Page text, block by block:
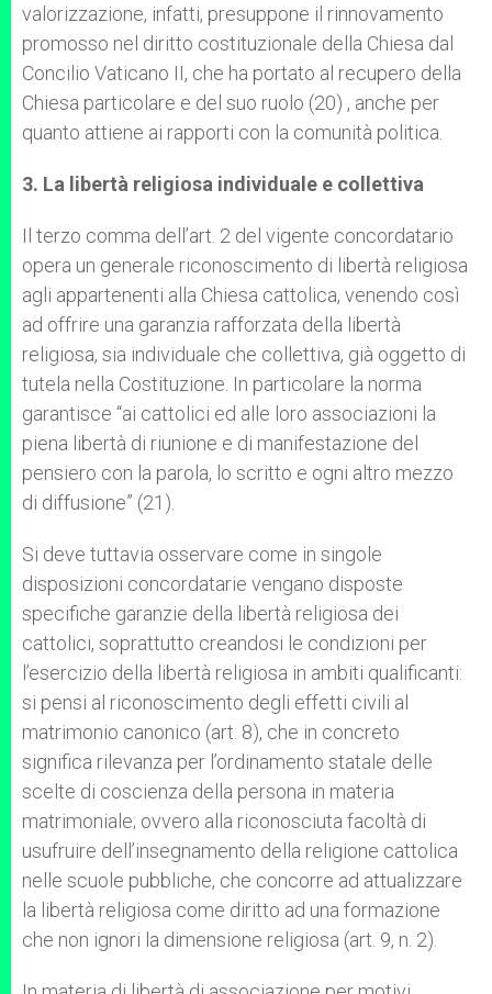
valorizzazione, infatti, presuppone il rinnovamento
promosso nel diritto costituzionale della Chiesa dal
Concilio Vaticano II, che ha portato al recupero della
Chiesa particolare e del suo ruolo (20) , anche per
quanto attiene ai rapporti con la comunità politica.
3. La libertà religiosa individuale e collettiva
Il terzo comma dell’art. 2 del vigente concordatario
opera un generale riconoscimento di libertà religiosa
agli appartenenti alla Chiesa cattolica, venendo così
ad offrire una garanzia rafforzata della libertà
religiosa, sia individuale che collettiva, già oggetto di
tutela nella Costituzione. In particolare la norma
garantisce “ai cattolici ed alle loro associazioni la
piena libertà di riunione e di manifestazione del
pensiero con la parola, lo scritto e ogni altro mezzo
di diffusione” (21).
Si deve tuttavia osservare come in singole
disposizioni concordatarie vengano disposte
specifiche garanzie della libertà religiosa dei
cattolici, soprattutto creandosi le condizioni per
l’esercizio della libertà religiosa in ambiti qualificanti:
si pensi al riconoscimento degli effetti civili al
matrimonio canonico (art. 8), che in concreto
significa rilevanza per l’ordinamento statale delle
scelte di coscienza della persona in materia
matrimoniale; ovvero alla riconosciuta facoltà di
usufruire dell’insegnamento della religione cattolica
nelle scuole pubbliche, che concorre ad attualizzare
la libertà religiosa come diritto ad una formazione
che non ignori la dimensione religiosa (art. 9, n. 2).